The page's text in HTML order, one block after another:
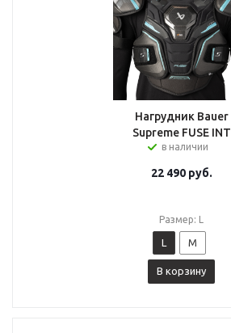
Нагрудник Bauer
Supreme FUSE INT
в наличии
22 490руб.
Размер: L
L M
В корзину